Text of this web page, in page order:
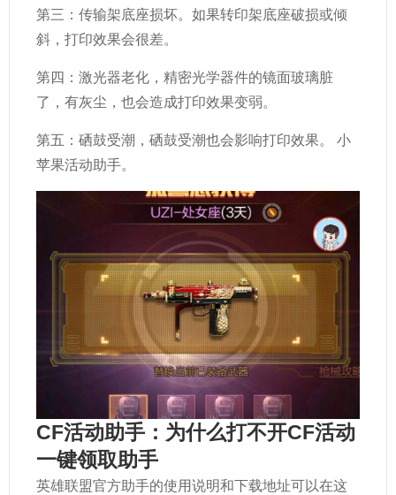
第三：传输架底座损坏。如果转印架底座破损或倾
斜，打印效果会很差。
第四：激光器老化，精密光学器件的镜面玻璃脏
了，有灰尘，也会造成打印效果变弱。
第五：硒鼓受潮，硒鼓受潮也会影响打印效果。 小
苹果活动助手。
CF活动助手：为什么打不开CF活动
一键领取助手
英雄联盟官方助手的使用说明和下载地址可以在这